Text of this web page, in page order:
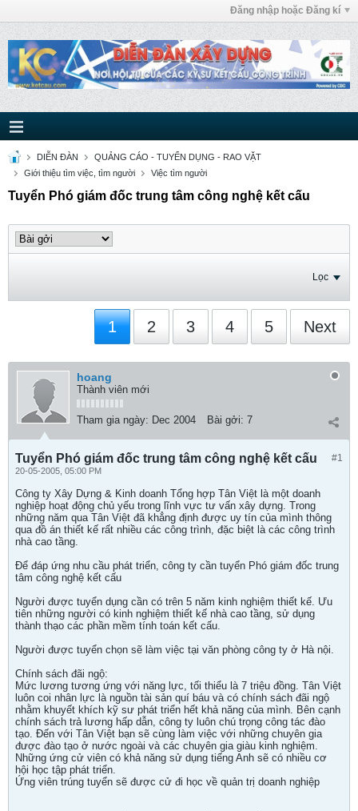
Đăng nhập hoặc Đăng kí
DIỄN ĐÀN
QUẢNG CÁO - TUYỂN DỤNG - RAO VẶT
Giới thiệu tìm việc, tìm người
Việc tìm người
Tuyển Phó giám đốc trung tâm công nghệ kết cấu
Lọc
1 2 3 4 5 Next
hoang
Thành viên mới
Tham gia ngày: Dec 2004 Bài gởi: 7
#1
Tuyển Phó giám đốc trung tâm công nghệ kết cấu
20-05-2005, 05:00 PM
Công ty Xây Dựng & Kinh doanh Tổng hợp Tân Việt là một doanh
nghiệp hoạt động chủ yếu trong lĩnh vực tư vấn xây dựng. Trong
những năm qua Tân Việt đã khẳng định được uy tín của mình thông
qua đồ án thiết kế rất nhiều các công trình, đặc biệt là các công trình
nhà cao tầng.
Để đáp ứng nhu cầu phát triển, công ty cần tuyển Phó giám đốc trung
tâm công nghệ kết cấu
Người được tuyển dụng cần có trên 5 năm kinh nghiệm thiết kế. Ưu
tiên những người có kinh nghiệm thiết kế nhà cao tầng, sử dụng
thành thạo các phần mềm tính toán kết cấu.
Người được tuyển chọn sẽ làm việc tại văn phòng công ty ở Hà nội.
Chính sách đãi ngộ:
Mức lương tương ứng với năng lực, tối thiểu là 7 triệu đồng. Tân Việt
luôn coi nhân lực là nguồn tài sản quí báu và có chính sách đãi ngộ
nhằm khuyết khích kỹ sư phát triển hết khả năng của mình. Bên cạnh
chính sách trả lương hấp dẫn, công ty luôn chú trọng công tác đào
tạo. Đến với Tân Việt bạn sẽ cùng làm việc với những chuyên gia
được đào tạo ở nước ngoài và các chuyên gia giàu kinh nghiệm.
Những ứng cử viên có khả năng sử dụng tiếng Anh sẽ có nhiều cơ
hội học tập phát triển.
Ứng viên trúng tuyển sẽ được cử đi học về quản trị doanh nghiệp